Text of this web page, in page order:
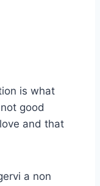
is what
good
and that
a non